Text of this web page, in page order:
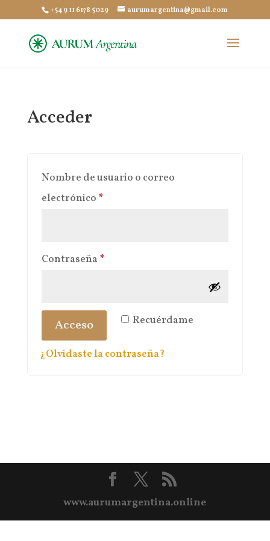
+54 9 11 6178 5029 aurumargentina@gmail.com
Acceder
Nombre de usuario o correo
electrónico *Obligatorio
Contraseña *Obligatorio
Recuérdame
Acceso
¿Olvidaste la contraseña?
www.aurumargentina.online